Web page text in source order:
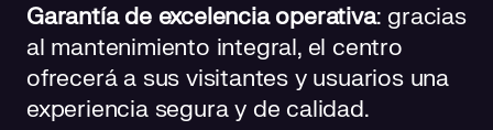
Garantía de excelencia operativa: gracias
al mantenimiento integral, el centro
ofrecerá a sus visitantes y usuarios una
experiencia segura y de calidad.